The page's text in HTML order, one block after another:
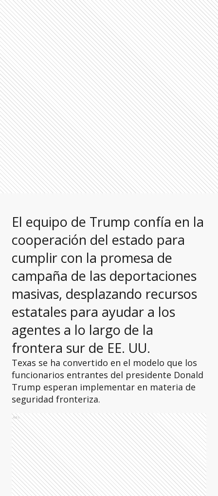
El equipo de Trump confía en la
cooperación del estado para
cumplir con la promesa de
campaña de las deportaciones
masivas, desplazando recursos
estatales para ayudar a los
agentes a lo largo de la
frontera sur de EE. UU.
Texas se ha convertido en el modelo que los
funcionarios entrantes del presidente Donald
Trump esperan implementar en materia de
seguridad fronteriza.
Ads